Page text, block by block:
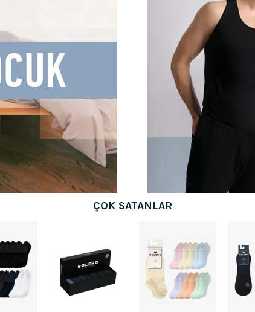
ÇOK SATANLAR